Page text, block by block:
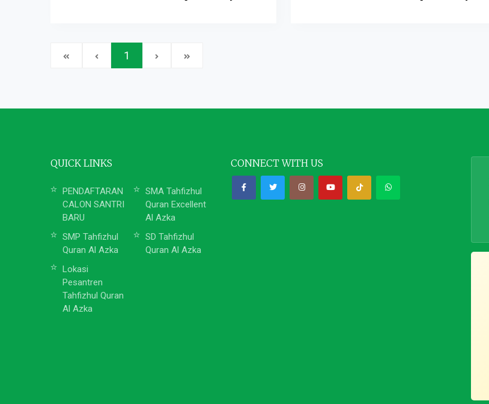
1
QUICK LINKS
PENDAFTARAN
CALON SANTRI
BARU
SMA Tahfizhul
Quran Excellent
Al Azka
SMP Tahfizhul
Quran Al Azka
SD Tahfizhul
Quran Al Azka
Lokasi
Pesantren
Tahfizhul Quran
Al Azka
CONNECT WITH US